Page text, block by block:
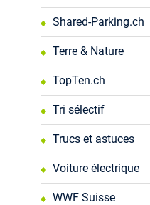
Shared-Parking.ch
Terre & Nature
TopTen.ch
Tri sélectif
Trucs et astuces
Voiture électrique
WWF Suisse